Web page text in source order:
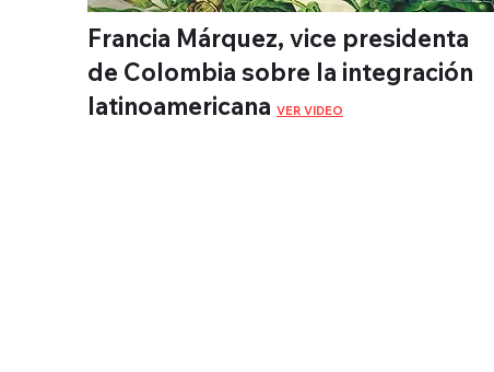
Francia Márquez, vice presidenta
de Colombia sobre la integración
latinoamericana VER VIDEO